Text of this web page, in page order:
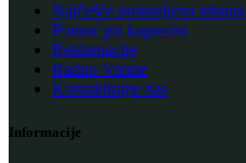
Najčešće postavljena pitanja
Pomoć pri kupovini
Reklamacije
Radno Vreme
Kontaktirajte nas
Informacije